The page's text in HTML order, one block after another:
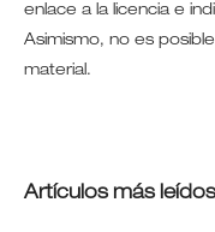
enlace a la licencia e
Asimismo, no es
material.
Artículos más